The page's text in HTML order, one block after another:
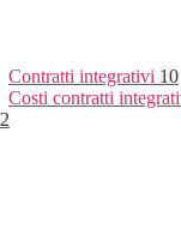
Contratti integrativi 10
Costi contratti
2